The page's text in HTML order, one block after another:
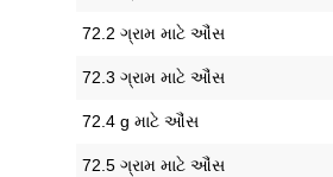
72.2 ગ્રામ માટે ઔંસ
72.3 ગ્રામ માટે ઔંસ
72.4 g માટે ઔંસ
72.5 ગ્રામ માટે ઔંસ